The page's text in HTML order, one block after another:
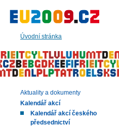
Úvodní stránka
hlavní
|
navigaci
|
vyhledávání
Aktuality a dokumenty
Kalendář akcí
Kalendář akcí českého
předsednictví